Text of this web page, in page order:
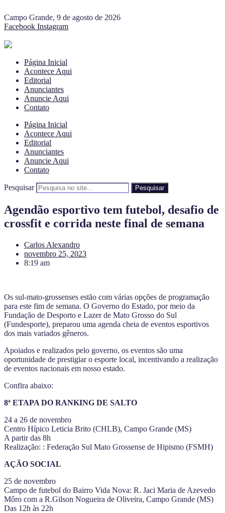
Campo Grande, 9 de agosto de 2026
Facebook Instagram
Página Inicial
Acontece Aqui
Editorial
Anunciantes
Anuncie Aqui
Contato
Página Inicial
Acontece Aqui
Editorial
Anunciantes
Anuncie Aqui
Contato
Pesquisar Pesquisar
Agendão esportivo tem futebol, desafio de
crossfit e corrida neste final de semana
Carlos Alexandro
novembro 25, 2023
8:19 am
Os sul-mato-grossenses estão com várias opções de programação
para este fim de semana. O Governo do Estado, por meio da
Fundação de Desporto e Lazer de Mato Grosso do Sul
(Fundesporte), preparou uma agenda cheia de eventos esportivos
dos mais variados gêneros.
Apoiados e realizados pelo governo, os eventos são uma
oportunidade de prestigiar o esporte local, incentivando a realização
de eventos nacionais em nosso estado.
Confira abaixo:
8ª ETAPA DO RANKING DE SALTO
24 a 26 de novembro
Centro Hípico Leticia Brito (CHLB), Campo Grande (MS)
A partir das 8h
Realização: : Federação Sul Mato Grossense de Hipismo (FSMH)
AÇÃO SOCIAL
25 de novembro
Campo de futebol do Bairro Vida Nova: R. Jaci Maria de Azevedo
Môro com a R.Gilson Nogueira de Oliveira, Campo Grande (MS)
Das 12h às 22h